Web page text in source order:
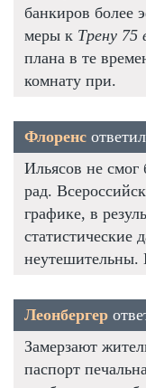
банкиров более
меры к Трену
плана в те
комнату при.
Флоренс
Ильясов не смог
рад.
графике, в
статистические
неутешительны.
Леонбергер
Замерзают
паспорт